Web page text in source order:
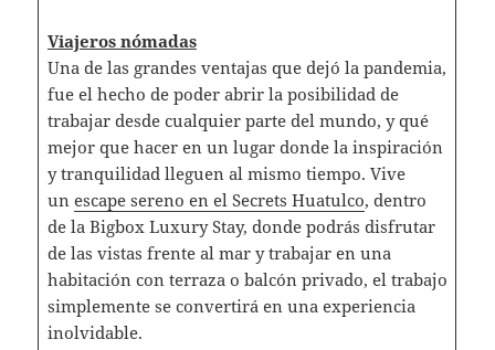
Viajeros nómadas
Una de las grandes ventajas que dejó la pandemia,
fue el hecho de poder abrir la posibilidad de
trabajar desde cualquier parte del mundo, y qué
mejor que hacer en un lugar donde la inspiración
y tranquilidad lleguen al mismo tiempo. Vive
un escape sereno en el Secrets Huatulco, dentro
de la Bigbox Luxury Stay, donde podrás disfrutar
de las vistas frente al mar y trabajar en una
habitación con terraza o balcón privado, el trabajo
simplemente se convertirá en una experiencia
inolvidable.